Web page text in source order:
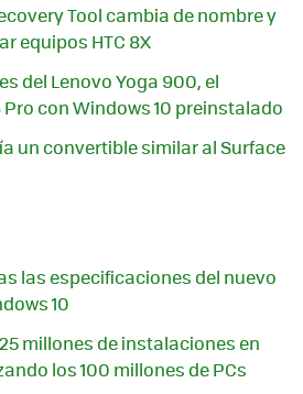
Tool cambia de nombre y
equipos HTC 8X
del Lenovo Yoga 900, el
con Windows 10 preinstalado
un convertible similar al Surface
las especificaciones del nuevo
10
millones de instalaciones en
los 100 millones de PCs